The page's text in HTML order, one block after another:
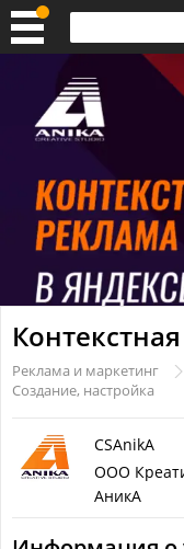
Реклама и маркетинг
Создание, настройка
CSAnikA
ООО
АникА